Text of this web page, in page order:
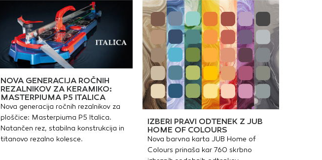
pastami, ki so primerne za
barve na vodni osnovi, do 5
% in z disperzijskimi
barvami, ki so primerne za
toniranje.Način
nanašanja:S čopičem,
valjčkom ali brizganjem v
NOVA GENERACIJA ROČNIH
REZALNIKOV ZA KERAMIKO:
MASTERPIUMA P5 ITALICA
Nova generacija ročnih rezalnikov za
ploščice: Masterpiuma P5 Italica.
Natančen rez, stabilna konstrukcija in
titanovo rezalno kolesce.
IZBERI PRAVI ODTENEK Z JUB
HOME OF COLOURS
Nova barvna karta JUB Home of
Colours prinaša kar 760 skrbno